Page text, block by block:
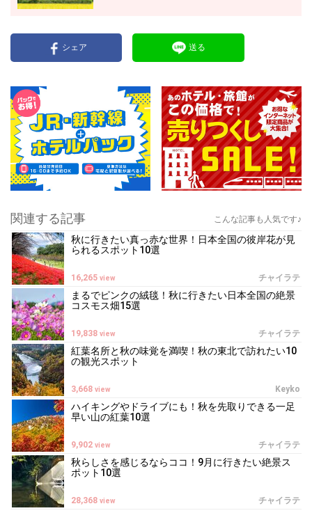
シェア 送る
関連する記事 こんな記事も人気です♪
秋に行きたい真っ赤な世界！日本全国の彼岸花が見
られるスポット10選
チャイラテ
16,265 view
まるでピンクの絨毯！秋に行きたい日本全国の絶景
コスモス畑15選
チャイラテ
19,838 view
紅葉名所と秋の味覚を満喫！秋の東北で訪れたい10
の観光スポット
Keyko
3,668 view
ハイキングやドライブにも！秋を先取りできる一足
早い山の紅葉10選
チャイラテ
9,902 view
秋らしさを感じるならココ！9月に行きたい絶景ス
ポット10選
チャイラテ
28,368 view